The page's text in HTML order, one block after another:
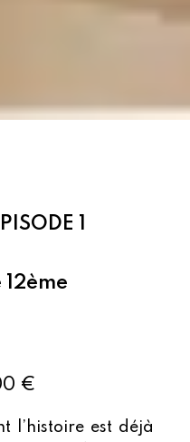
1
€
l’histoire est déjà